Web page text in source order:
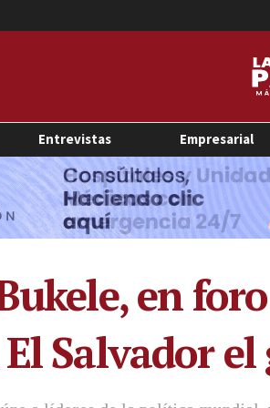
Entrevistas Empresarial
en
El Salvador